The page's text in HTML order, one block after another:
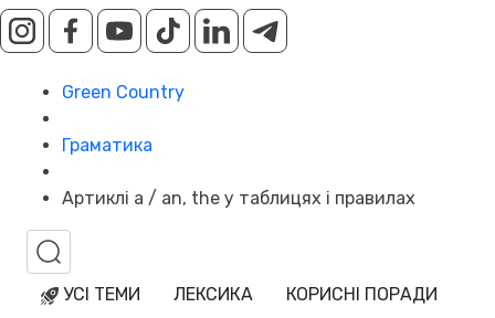
Green Country
Граматика
Артиклі a / an, the у таблицях і правилах
УСІ ТЕМИ ЛЕКСИКА
КОРИСНІ ПОРАДИ